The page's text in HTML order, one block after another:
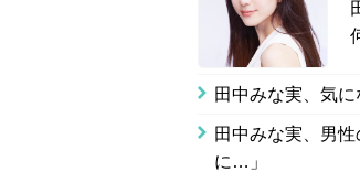
田中みな実、気
田中みな実、男
に…」